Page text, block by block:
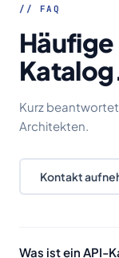
// FAQ
Häufige
Kurz
Architekten.
Kontakt
Was ist ein API-